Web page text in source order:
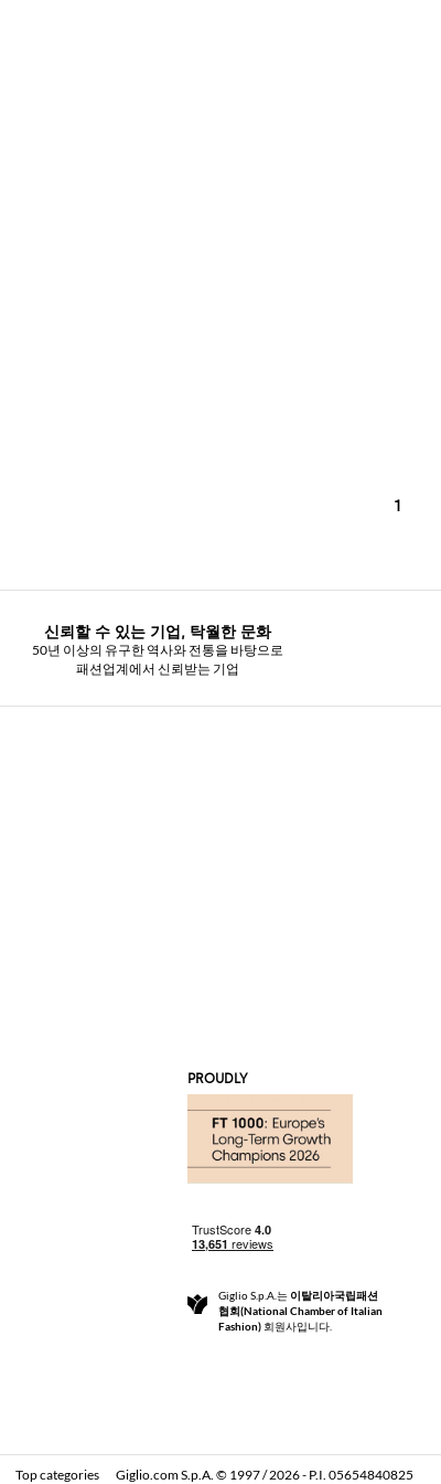
1
신뢰할 수 있는 기업, 탁월한 문화
50년 이상의 유구한 역사와 전통을 바탕으로
패션업계에서 신뢰받는 기업
PROUDLY
Giglio S.p.A.는 이탈리아국립패션
협회(National Chamber of Italian
Fashion) 회원사입니다.
Top categories Giglio.com S.p.A. © 1997 / 2026 - P.I. 05654840825